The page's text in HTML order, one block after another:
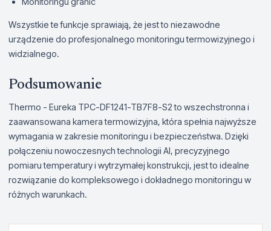
Wszystkie te funkcje sprawiają, że jest to niezawodne
urządzenie do profesjonalnego monitoringu termowizyjnego i
widzialnego.
Podsumowanie
Thermo - Eureka TPC-DF1241-TB7F8-S2 to wszechstronna i
zaawansowana kamera termowizyjna, która spełnia najwyższe
wymagania w zakresie monitoringu i bezpieczeństwa. Dzięki
połączeniu nowoczesnych technologii AI, precyzyjnego
pomiaru temperatury i wytrzymałej konstrukcji, jest to idealne
rozwiązanie do kompleksowego i dokładnego monitoringu w
różnych warunkach.